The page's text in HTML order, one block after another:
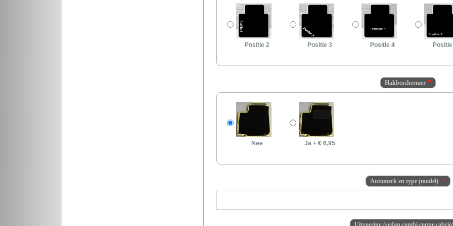
Positie 2 Positie 3 Positie 4
Hakbeschermer
Nee Ja + € 6,95
Automerk en type (model)
Uitvoering